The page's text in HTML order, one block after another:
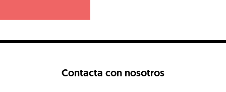
Contacta con nosotros